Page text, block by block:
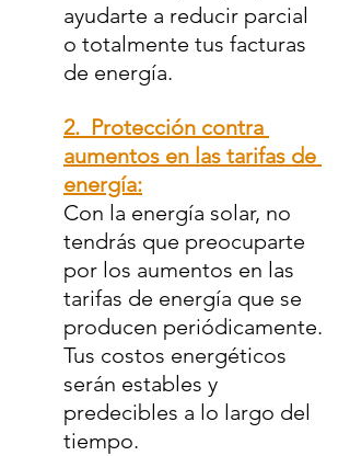
ayudarte a reducir parcial
o totalmente tus facturas
de energía.
2.  Protección contra
aumentos en las tarifas de
energía:
Con la energía solar, no
tendrás que preocuparte
por los aumentos en las
tarifas de energía que se
producen periódicamente.
Tus costos energéticos
serán estables y
predecibles a lo largo del
tiempo.